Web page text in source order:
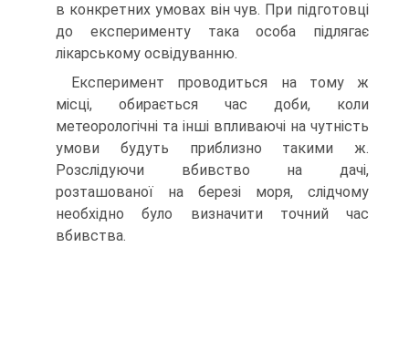
в конкретних умовах він чув. При підготовці
до експерименту така особа підлягає
лікарському освідуванню.
Експеримент проводиться на тому ж
місці, обирається час доби, коли
метеорологічні та інші впливаючі на чутність
умови будуть приблизно такими ж.
Розслідуючи вбивство на дачі,
розташованої на березі моря, слідчому
необхідно було визначити точний час
вбивства.